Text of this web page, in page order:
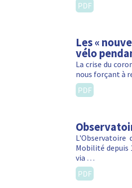
PDF
Les «
vélo
La crise du
nous forçant à
PDF
Mobilité depuis
via …
PDF